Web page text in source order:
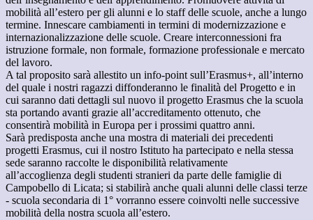
mobilità all’estero per gli alunni e lo staff delle scuole, anche a lungo
termine. Innescare cambiamenti in termini di modernizzazione e
internazionalizzazione delle scuole. Creare interconnessioni fra
istruzione formale, non formale, formazione professionale e mercato
del lavoro.
A tal proposito sarà allestito un info-point sull’Erasmus+, all’interno
del quale i nostri ragazzi diffonderanno le finalità del Progetto e in
cui saranno dati dettagli sul nuovo il progetto Erasmus che la scuola
sta portando avanti grazie all’accreditamento ottenuto, che
consentirà mobilità in Europa per i prossimi quattro anni.
Sarà predisposta anche una mostra di materiali dei precedenti
progetti Erasmus, cui il nostro Istituto ha partecipato e nella stessa
sede saranno raccolte le disponibilità relativamente
all’accoglienza degli studenti stranieri da parte delle famiglie di
Campobello di Licata; si stabilirà anche quali alunni delle classi terze
- scuola secondaria di 1° vorranno essere coinvolti nelle successive
mobilità della nostra scuola all’estero.